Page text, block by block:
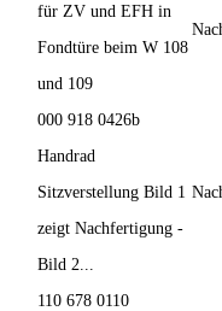
für ZV und EFH in
Fondtüre beim W 108
und 109
000 918 0426b
Handrad
Sitzverstellung Bild 1
zeigt Nachfertigung -
Bild 2...
110 678 0110